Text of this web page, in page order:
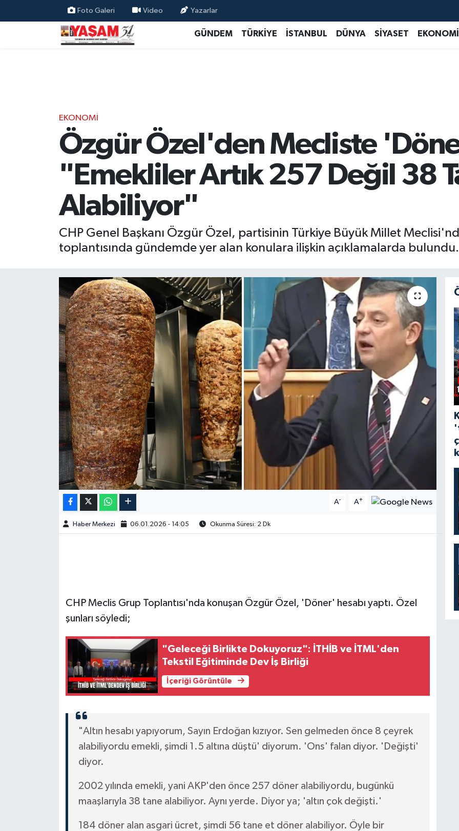
Foto Galeri Video Yazarlar
GÜNDEM TÜRKİYE İSTANBUL DÜNYA SİYASET EKONOMİ
EKONOMİ
Özgür Özel'den Mecliste
"Emekliler Artık 257 Değil 38
Alabiliyor"
CHP Genel Başkanı Özgür Özel, partisinin Türkiye Büyük Millet
toplantısında gündemde yer alan konulara ilişkin açıklamalarda bulundu.
A- A+
Haber Merkezi 06.01.2026 - 14:05 Okunma Süresi: 2 Dk
CHP Meclis Grup Toplantısı'nda konuşan Özgür Özel, 'Döner' hesabı yaptı. Özel
şunları söyledi;
"Geleceği Birlikte Dokuyoruz": İTHİB ve İTML'den
Tekstil Eğitiminde Dev İş Birliği
İçeriği Görüntüle
"Altın hesabı yapıyorum, Sayın Erdoğan kızıyor. Sen gelmeden önce 8 çeyrek
alabiliyordu emekli, şimdi 1.5 altına düştü' diyorum. 'Ons' falan diyor. 'Değişti'
diyor.
2002 yılında emekli, yani AKP'den önce 257 döner alabiliyordu, bugünkü
maaşlarıyla 38 tane alabiliyor. Aynı yerde. Diyor ya; 'altın çok değişti.'
184 döner alan asgari ücret, şimdi 56 tane et döner alabiliyor. Öyle bir